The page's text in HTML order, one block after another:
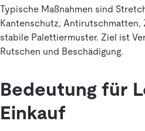
Typische Maßnahmen sind
Kantenschutz, Antirutschmatten,
stabile Palettiermuster. Ziel ist
Rutschen und Beschädigung.
Bedeutung für
Einkauf